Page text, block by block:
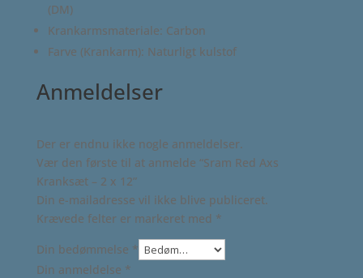
(DM)
Krankarmsmateriale: Carbon
Farve (Krankarm): Naturligt kulstof
Anmeldelser
Der er endnu ikke nogle anmeldelser.
Vær den første til at anmelde “Sram Red Axs
Kranksæt – 2 x 12”
Din e-mailadresse vil ikke blive publiceret.
Krævede felter er markeret med *
Din bedømmelse *
Din anmeldelse *